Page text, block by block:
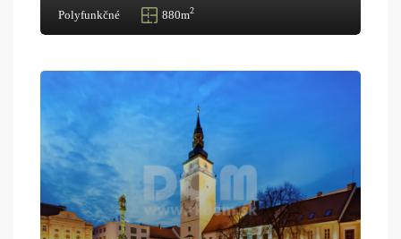
Polyfunkčné 880m2